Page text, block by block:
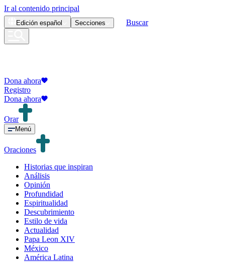
Ir al contenido principal
Edición español Secciones Buscar
Dona ahora
Registro
Dona ahora
Orar
Menú
Oraciones
Historias que inspiran
Análisis
Opinión
Profundidad
Espiritualidad
Descubrimiento
Estilo de vida
Actualidad
Papa Leon XIV
México
América Latina